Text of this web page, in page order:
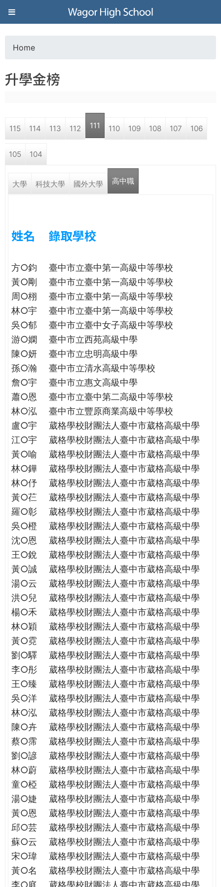
Jump to navigation
葳
格
高
學
民。
WAGOR
TODAY
THE
WORLD
TOMORROW
PUTTING
YOU
THE
PATH
GLOBAL
CITIZENSHIP
o
a
r
e
e
e
Home
升學金榜
115 114 113 112 111 110 109 108 107 106
105 104
大學 科技大學 國外大學 高中職
姓名 錄取學校
方○鈞
臺中市立臺中第一高級中等學校
黃○剛
臺中市立臺中第一高級中等學校
周○栩
臺中市立臺中第一高級中等學校
林○宇
臺中市立臺中第一高級中等學校
吳○郁
臺中市立臺中女子高級中等學校
游○嫻
臺中市立西苑高級中學
陳○妍
臺中市立忠明高級中學
孫○瀚
臺中市立清水高級中等學校
詹○宇
臺中市立惠文高級中學
蕭○恩
臺中市立臺中第二高級中等學校
林○泓
臺中市立豐原商業高級中等學校
盧○宇
葳格學校財團法人臺中市葳格高級中學
江○宇
葳格學校財團法人臺中市葳格高級中學
黃○喻
葳格學校財團法人臺中市葳格高級中學
林○鏵
葳格學校財團法人臺中市葳格高級中學
林○伃
葳格學校財團法人臺中市葳格高級中學
黃○芢
葳格學校財團法人臺中市葳格高級中學
羅○彰
葳格學校財團法人臺中市葳格高級中學
吳○橙
葳格學校財團法人臺中市葳格高級中學
沈○恩
葳格學校財團法人臺中市葳格高級中學
王○銳
葳格學校財團法人臺中市葳格高級中學
黃○誠
葳格學校財團法人臺中市葳格高級中學
湯○云
葳格學校財團法人臺中市葳格高級中學
洪○兒
葳格學校財團法人臺中市葳格高級中學
楊○禾
葳格學校財團法人臺中市葳格高級中學
林○穎
葳格學校財團法人臺中市葳格高級中學
黃○霓
葳格學校財團法人臺中市葳格高級中學
劉○驛
葳格學校財團法人臺中市葳格高級中學
李○彤
葳格學校財團法人臺中市葳格高級中學
王○臻
葳格學校財團法人臺中市葳格高級中學
吳○洋
葳格學校財團法人臺中市葳格高級中學
林○泓
葳格學校財團法人臺中市葳格高級中學
陳○卉
葳格學校財團法人臺中市葳格高級中學
蔡○霈
葳格學校財團法人臺中市葳格高級中學
劉○諺
葳格學校財團法人臺中市葳格高級中學
林○蔚
葳格學校財團法人臺中市葳格高級中學
童○椏
葳格學校財團法人臺中市葳格高級中學
湯○婕
葳格學校財團法人臺中市葳格高級中學
黃○恩
葳格學校財團法人臺中市葳格高級中學
邱○芸
葳格學校財團法人臺中市葳格高級中學
蘇○云
葳格學校財團法人臺中市葳格高級中學
宋○瑋
葳格學校財團法人臺中市葳格高級中學
黃○名
葳格學校財團法人臺中市葳格高級中學
李○庭
葳格學校財團法人臺中市葳格高級中學